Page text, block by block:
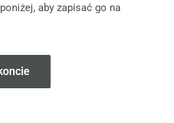
aby zapisać go na